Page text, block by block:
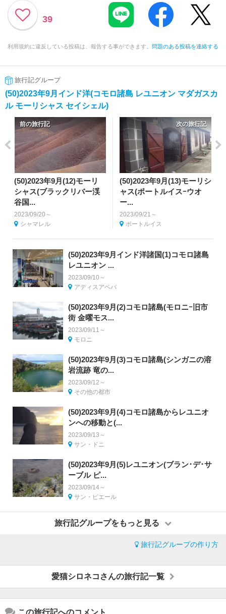
39
利用規約に違反している投稿は、報告する事ができます。 問題のある投稿を連絡する
旅行記グループ
(50)2023年9月インド洋(コモロ諸島 レユニオン マダガスカ
ル モーリシャス セイシェル)
前の旅行記
(50)2023年9月(12)モーリ
シャス(ブラックリバー渓
谷国...
2023/09/20～
シャマレル
次の旅行記
(50)2023年9月(13)モーリシ
ャス(ポートルイスｰウオ
ー...
2023/09/21～
ポートルイス
(50)2023年9月インド洋諸国(1)コモロ諸島
レユニオン ...
2023/09/10～
アディスアベバ
(50)2023年9月(2)コモロ諸島(モロニｰ旧市
街 金曜モス...
2023/09/11～
モロニ
(50)2023年9月(3)コモロ諸島(シンガニの溶
岩流跡 竜の...
2023/09/12～
その他の都市
(50)2023年9月(4)コモロ諸島からレユニオ
ンへの移動と(...
2023/09/13～
サン・ドニ
(50)2023年9月(5)レユニオン(ブラン･デ･サ
ーブル ピ...
2023/09/14～
サン・ピエール
旅行記グループをもっと見る
旅行記グループの作り方
愛猫シロネコさんの旅行記一覧
この旅行記へのコメント